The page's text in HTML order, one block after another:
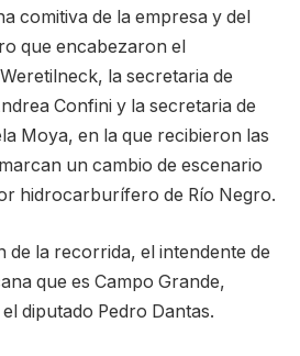
comitiva de la empresa y del
que encabezaron el
la secretaria de
Confini y la secretaria de
Moya, en la que recibieron las
un cambio de escenario
hidrocarburífero de Río Negro.
de la recorrida, el intendente de
que es Campo Grande,
diputado Pedro Dantas.